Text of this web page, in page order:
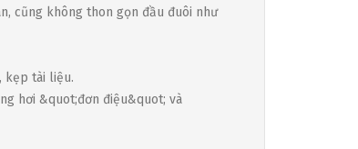
cũng không thon gọn đầu đuôi như
kẹp tài liệu.
hơi &quot;đơn điệu&quot; và